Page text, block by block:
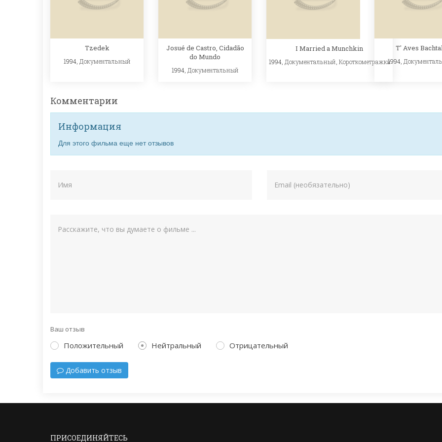
Tzedek
1994, Документальный
Josué de Castro, Cidadão
do Mundo
1994, Документальный
I Married a Munchkin
1994, Документальный Короткометражка
T' Aves
1994,
Комментарии
Информация
Для этого фильма еще нет отзывов
Ваш отзыв
Положительный Нейтральный Отрицательный
Добавить отзыв
ПРИСОЕДИНЯЙТЕСЬ